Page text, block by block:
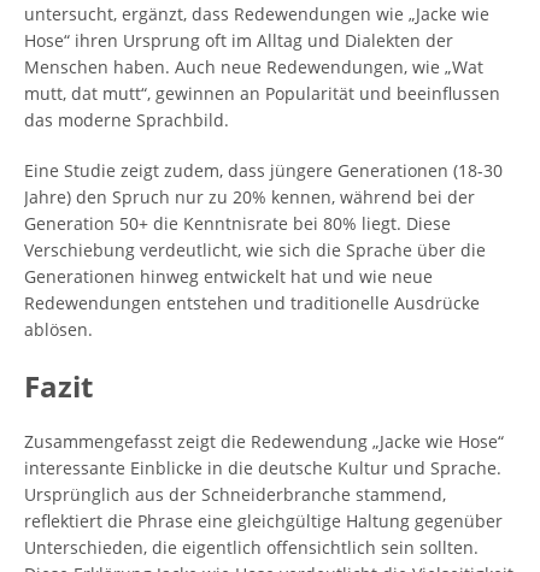
untersucht, ergänzt, dass Redewendungen wie „Jacke wie
Hose“ ihren Ursprung oft im Alltag und Dialekten der
Menschen haben. Auch neue Redewendungen, wie „Wat
mutt, dat mutt“, gewinnen an Popularität und beeinflussen
das moderne Sprachbild.
Eine Studie zeigt zudem, dass jüngere Generationen (18-30
Jahre) den Spruch nur zu 20% kennen, während bei der
Generation 50+ die Kenntnisrate bei 80% liegt. Diese
Verschiebung verdeutlicht, wie sich die Sprache über die
Generationen hinweg entwickelt hat und wie neue
Redewendungen entstehen und traditionelle Ausdrücke
ablösen.
Fazit
Zusammengefasst zeigt die Redewendung „Jacke wie Hose“
interessante Einblicke in die deutsche Kultur und Sprache.
Ursprünglich aus der Schneiderbranche stammend,
reflektiert die Phrase eine gleichgültige Haltung gegenüber
Unterschieden, die eigentlich offensichtlich sein sollten.